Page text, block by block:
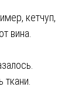
кетчуп,
вина.
ткани.